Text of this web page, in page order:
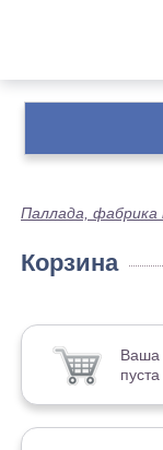
Паллада, фабрика
Корзина
Ваша
пуста